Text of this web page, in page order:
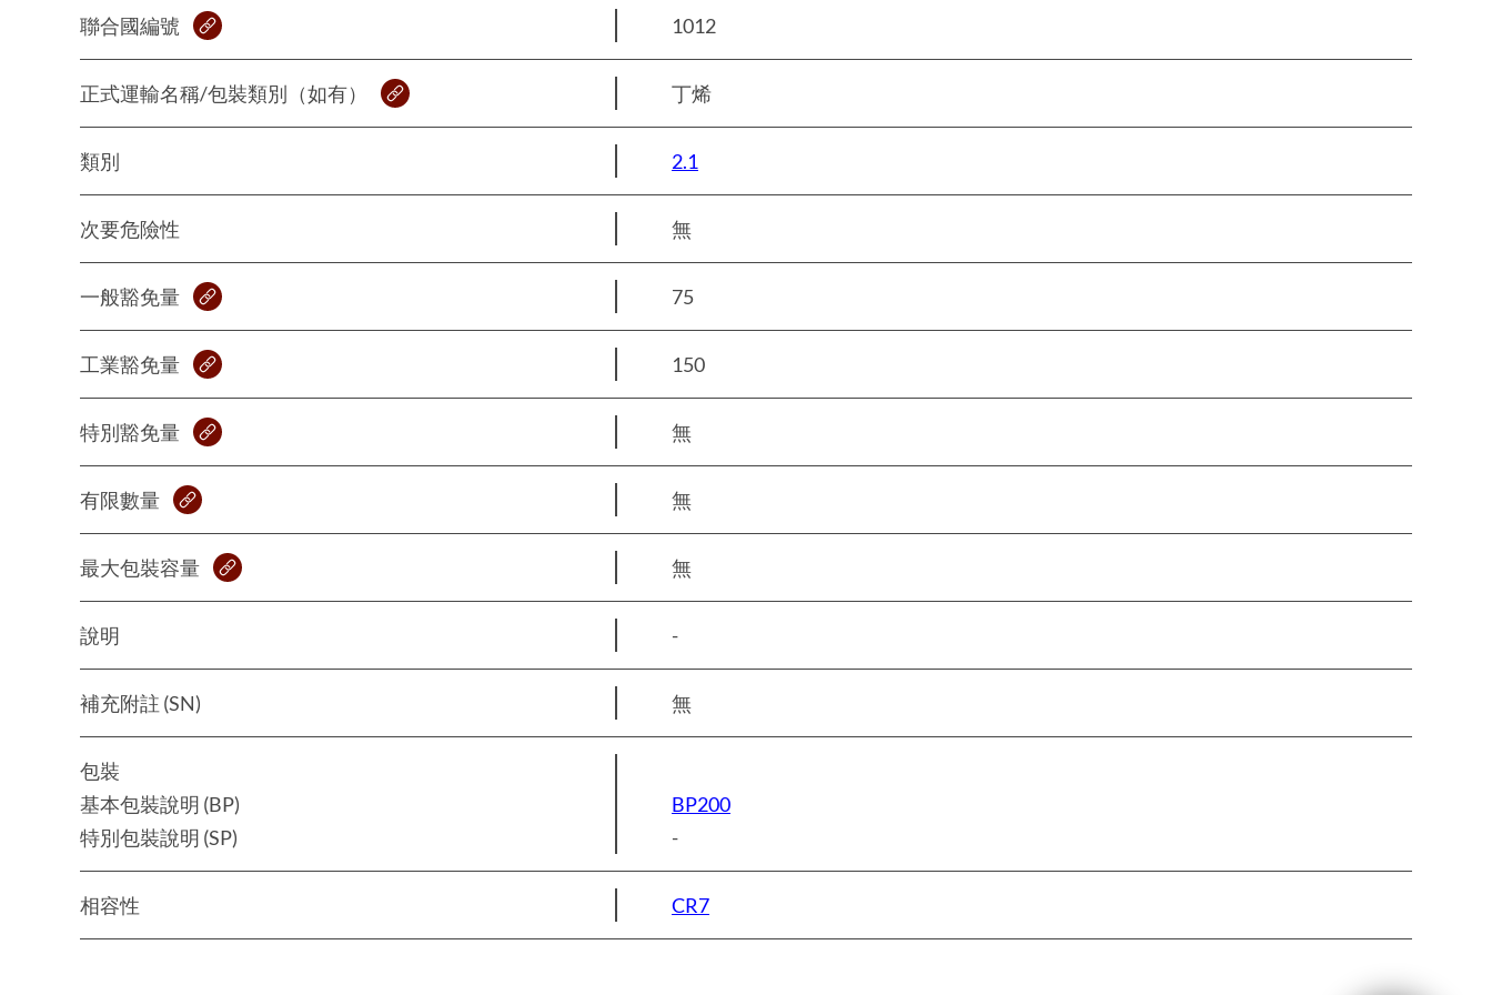
聯合國編號 1012
正式運輸名稱/包裝類別（如有） 丁烯
類別 2.1
次要危險性 無
一般豁免量 75
工業豁免量 150
特別豁免量 無
有限數量 無
最大包裝容量 無
說明 -
補充附註 (SN) 無
包裝
基本包裝說明 (BP)
BP200
特別包裝說明 (SP)
-
相容性 CR7